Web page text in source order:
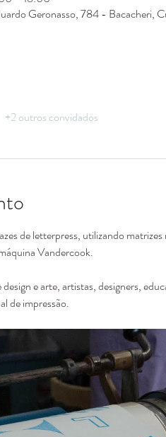
Geronasso, 784 - Bacacheri,
+2 outros convidados
de letterpress, utilizando
Vandercook.
e arte, artistas, designers,
de impressão.